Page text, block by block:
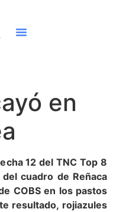
en
12 del TNC Top 8
cuadro de Reñaca
COBS en los pastos
resultado, rojiazules